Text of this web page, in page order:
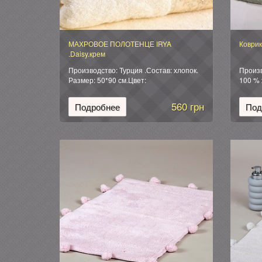
МАХРОВОЕ ПОЛОТЕНЦЕ IRYA
.Daisy.крем
Производство: Турция .Состав: хлопок.
Размер: 50*90 см.Цвет:
Подробнее 560 грн
100 %